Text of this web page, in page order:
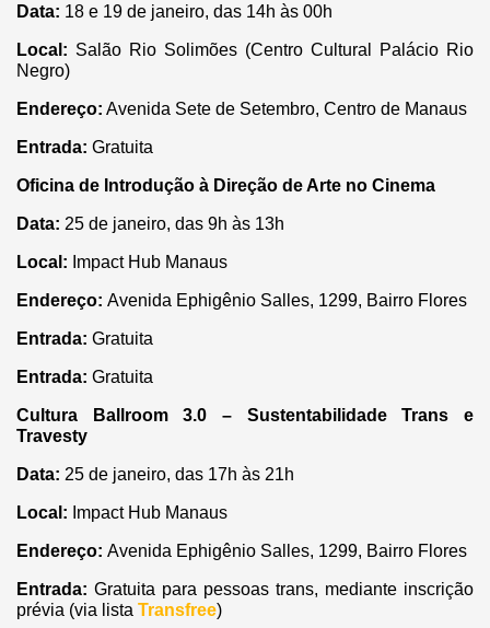
Data: 18 e 19 de janeiro, das 14h às 00h
Local: Salão Rio Solimões (Centro Cultural Palácio Rio
Negro)
Endereço: Avenida Sete de Setembro, Centro de Manaus
Entrada: Gratuita
Oficina de Introdução à Direção de Arte no Cinema
Data: 25 de janeiro, das 9h às 13h
Local: Impact Hub Manaus
Endereço: Avenida Ephigênio Salles, 1299, Bairro Flores
Entrada: Gratuita
Entrada: Gratuita
Cultura Ballroom 3.0 – Sustentabilidade Trans e
Travesty
Data: 25 de janeiro, das 17h às 21h
Local: Impact Hub Manaus
Endereço: Avenida Ephigênio Salles, 1299, Bairro Flores
Entrada: Gratuita para pessoas trans, mediante inscrição
prévia (via lista Transfree)